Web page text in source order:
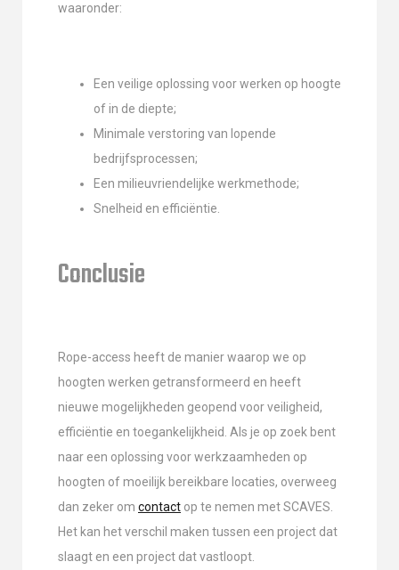
waaronder:
Een veilige oplossing voor werken op hoogte
of in de diepte;
Minimale verstoring van lopende
bedrijfsprocessen;
Een milieuvriendelijke werkmethode;
Snelheid en efficiëntie.
Conclusie
Rope-access heeft de manier waarop we op
hoogten werken getransformeerd en heeft
nieuwe mogelijkheden geopend voor veiligheid,
efficiëntie en toegankelijkheid. Als je op zoek bent
naar een oplossing voor werkzaamheden op
hoogten of moeilijk bereikbare locaties, overweeg
dan zeker om contact op te nemen met SCAVES.
Het kan het verschil maken tussen een project dat
slaagt en een project dat vastloopt.